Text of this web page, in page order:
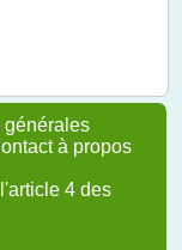
à propos
4 des